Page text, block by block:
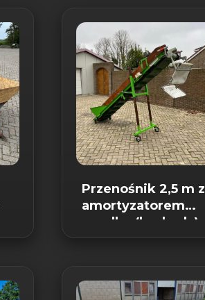
Przenośnik 2,5 m z
amortyzatorem
upadku (kaskadą)